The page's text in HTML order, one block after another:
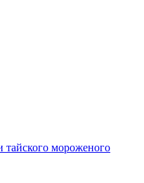
тайского мороженого